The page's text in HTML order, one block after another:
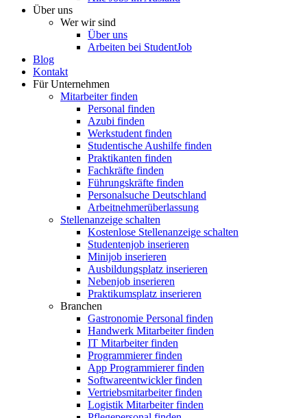
Über uns
Wer wir sind
Über uns
Arbeiten bei StudentJob
Blog
Kontakt
Für Unternehmen
Mitarbeiter finden
Personal finden
Azubi finden
Werkstudent finden
Studentische Aushilfe finden
Praktikanten finden
Fachkräfte finden
Führungskräfte finden
Personalsuche Deutschland
Arbeitnehmerüberlassung
Stellenanzeige schalten
Kostenlose Stellenanzeige schalten
Studentenjob inserieren
Minijob inserieren
Ausbildungsplatz inserieren
Nebenjob inserieren
Praktikumsplatz inserieren
Branchen
Gastronomie Personal finden
Handwerk Mitarbeiter finden
IT Mitarbeiter finden
Programmierer finden
App Programmierer finden
Softwareentwickler finden
Vertriebsmitarbeiter finden
Logistik Mitarbeiter finden